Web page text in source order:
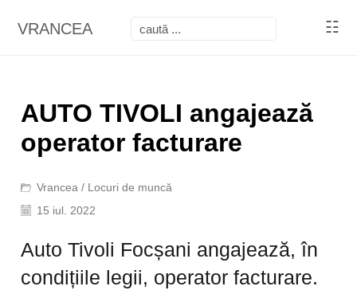
VRANCEA ☷
AUTO TIVOLI angajează
operator facturare
Vrancea / Locuri de muncă
15 iul. 2022
Auto Tivoli Focșani angajează, în
condițiile legii, operator facturare.